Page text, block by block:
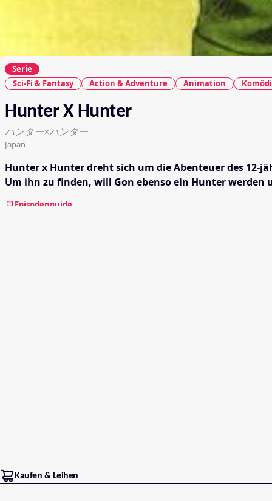
Serie
Sci-Fi & Fantasy
Action & Adventure Animation
Hunter X Hunter
ハンター×ハンター
Japan
Hunter x Hunter dreht sich um die Abenteuer des 12-
Um ihn zu finden, will Gon ebenso ein Hunter werden
Episodenguide
Kaufen & Leihen